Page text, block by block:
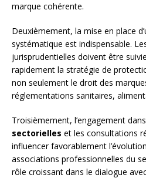
marque cohérente.
Deuxièmement, la mise en place
systématique est indispensable.
jurisprudentielles doivent être
rapidement la stratégie de
non seulement le droit des
réglementations sanitaires,
Troisièmement, l’engagement
sectorielles et les consultations
influencer favorablement
associations professionnelles du
rôle croissant dans le dialogue